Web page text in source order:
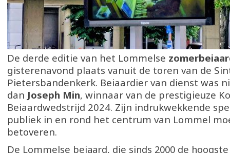
De derde editie van het Lommelse
gisterenavond plaats vanuit de toren van de
Pietersbandenkerk. Beiaardier van dienst was
dan Joseph Min, winnaar van de prestigieuze
Beiaardwedstrijd 2024. Zijn indrukwekkende
publiek in en rond het centrum van Lommel
betoveren.
De Lommelse beiaard, die sinds 2000 de